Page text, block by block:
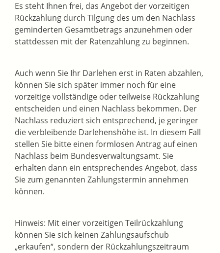
Es steht Ihnen frei, das Angebot der vorzeitigen
Rückzahlung durch Tilgung des um den Nachlass
geminderten Gesamtbetrags anzunehmen oder
stattdessen mit der Ratenzahlung zu beginnen.
Auch wenn Sie Ihr Darlehen erst in Raten abzahlen,
können Sie sich später immer noch für eine
vorzeitige vollständige oder teilweise Rückzahlung
entscheiden und einen Nachlass bekommen. Der
Nachlass reduziert sich entsprechend, je geringer
die verbleibende Darlehenshöhe ist. In diesem Fall
stellen Sie bitte einen formlosen Antrag auf einen
Nachlass beim Bundesverwaltungsamt. Sie
erhalten dann ein entsprechendes Angebot, dass
Sie zum genannten Zahlungstermin annehmen
können.
Hinweis: Mit einer vorzeitigen Teilrückzahlung
können Sie sich keinen Zahlungsaufschub
„erkaufen“, sondern der Rückzahlungszeitraum